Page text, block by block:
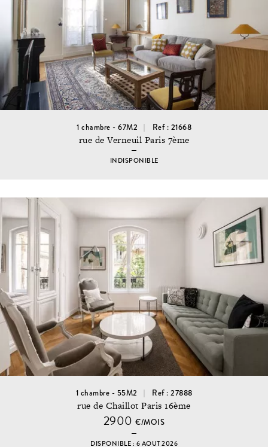
1 chambre - 67M2 Ref : 21668
rue de Verneuil Paris 7ème
INDISPONIBLE
1 chambre - 55M2 Ref : 27888
rue de Chaillot Paris 16ème
2900€/MOIS
DISPONIBLE : 6 AOUT 2026